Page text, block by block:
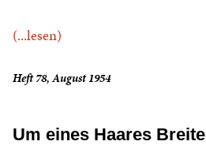
(...lesen)
Heft 78, August 1954
Um eines Haares Breite